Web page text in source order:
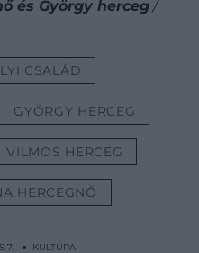
és György herceg/
CSALÁD
GYÖRGY HERCEG
VILMOS HERCEG
HERCEGNŐ
7. ● KULTÚRA